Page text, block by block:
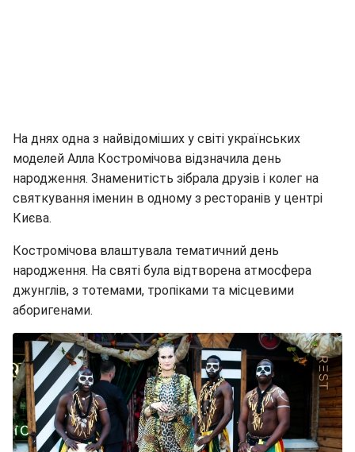
На днях одна з найвідоміших у світі українських
моделей Алла Костромічова відзначила день
народження. Знаменитість зібрала друзів і колег на
святкування іменин в одному з ресторанів у центрі
Києва.
Костромічова влаштувала тематичний день
народження. На святі була відтворена атмосфера
джунглів, з тотемами, тропіками та місцевими
аборигенами.